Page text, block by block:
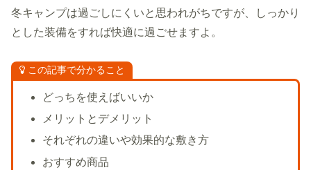
冬キャンプは過ごしにくいと思われがちですが、しっかり
とした装備をすれば快適に過ごせますよ。
この記事で分かること
どっちを使えばいいか
メリットとデメリット
それぞれの違いや効果的な敷き方
おすすめ商品